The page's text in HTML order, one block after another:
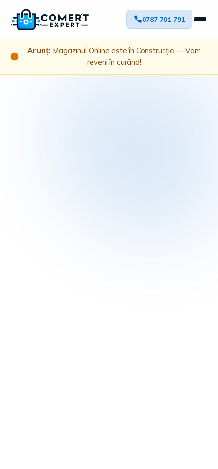
0787 701 791
Anunț: Magazinul Online este în Construcție — Vom
reveni în curând!